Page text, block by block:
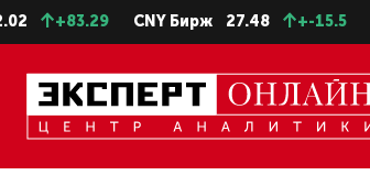
+83.29 CNY Бирж 27.48 +-15.5